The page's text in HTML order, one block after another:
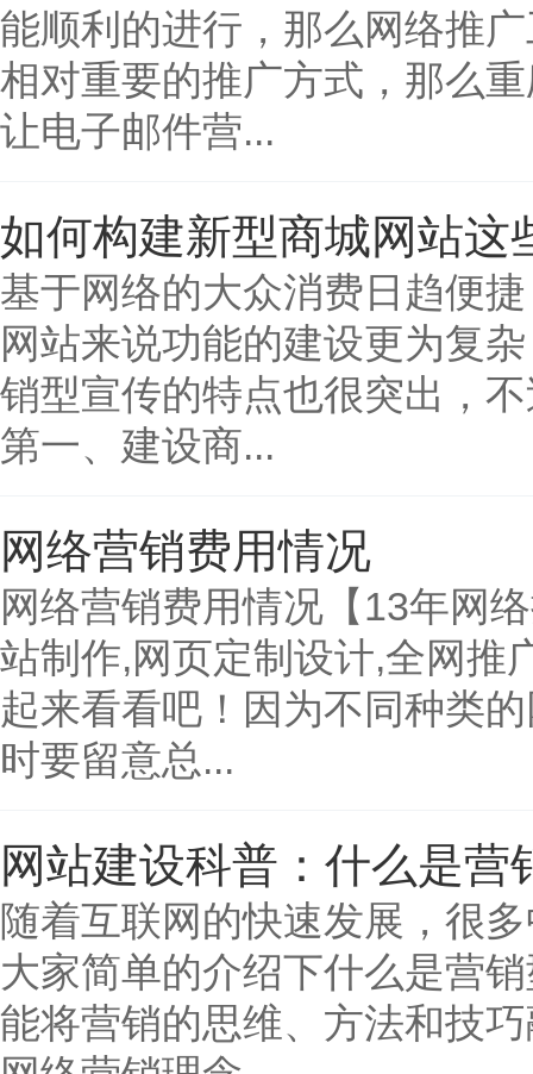
能顺利的进行，那么网络推
相对重要的推广方式，那么
让电子邮件营...
如何构建新型商城网站这
基于网络的大众消费日趋便
网站来说功能的建设更为复
销型宣传的特点也很突出，
第一、建设商...
网络营销费用情况
网络营销费用情况【13年网
站制作,网页定制设计,全网推
起来看看吧！因为不同种类
时要留意总...
网站建设科普：什么是营
随着互联网的快速发展，很
大家简单的介绍下什么是营
能将营销的思维、方法和技